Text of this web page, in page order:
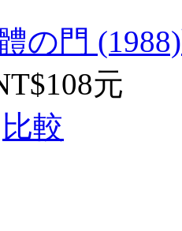
の門
元
比較